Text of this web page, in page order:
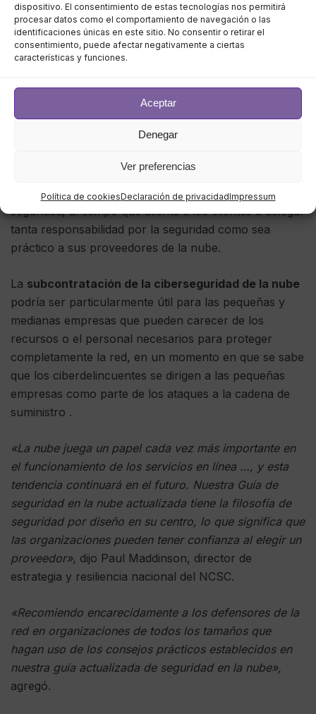
dispositivo. El consentimiento de estas tecnologías nos permitirá
procesar datos como el comportamiento de navegación o las
identificaciones únicas en este sitio. No consentir o retirar el
consentimiento, puede afectar negativamente a ciertas
características y funciones.
Aceptar
Denegar
Ver preferencias
Política de cookiesDeclaración de privacidadImpressum
NCSC. Algunos de los consejos clave incluyen
destacar cómolas aplicaciones en la nube pueden
ser segurasde forma predeterminada, lo que incluye
hacer cumplir el uso de la autenticación de múltiples
los nombres de usuario y las contraseñas se filtran o
son robados.
de la nube hagan que sea lo más fácil posible para los
clientes cumplir con sus responsabilidades de
seguridad, al tiempo que alienta a los clientes a delegar
tanta responsabilidad por la seguridad como sea
práctico a sus proveedores de la nube.
La subcontratación de la ciberseguridad de la nube
podría ser particularmente útil para las pequeñas y
medianas empresas que pueden carecer de los
recursos o el personal necesarios para proteger
completamente la red, en un momento en que se sabe
que los ciberdelincuentes se dirigen a las pequeñas
empresas como parte de los ataques a la cadena de
suministro .
«La nube juega un papel cada vez más importante en
el funcionamiento de los servicios en línea …, y esta
tendencia continuará en el futuro. Nuestra Guía de
seguridad en la nube actualizada tiene la filosofía de
seguridad por diseño en su centro, lo que significa que
las organizaciones pueden tener confianza al elegir un
proveedor», dijo Paul Maddinson, director de
estrategia y resiliencia nacional del NCSC.
«Recomiendo encarecidamente a los defensores de la
red en organizaciones de todos los tamaños que
hagan uso de los consejos prácticos establecidos en
nuestra guía actualizada de seguridad en la nube»,
agregó.